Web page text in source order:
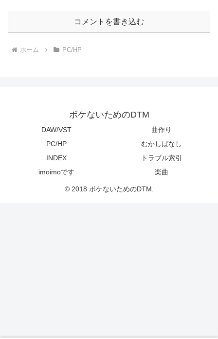
コメントを書き込む
ホーム PC/HP
ボケないためのDTM
DAW/VST
曲作り
PC/HP
むかしばなし
INDEX
トラブル索引
imoimoです
楽曲
© 2018 ボケないためのDTM.